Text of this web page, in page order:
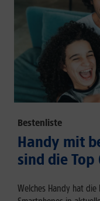
Bestenliste
Handy mit
sind die
Welches Handy hat